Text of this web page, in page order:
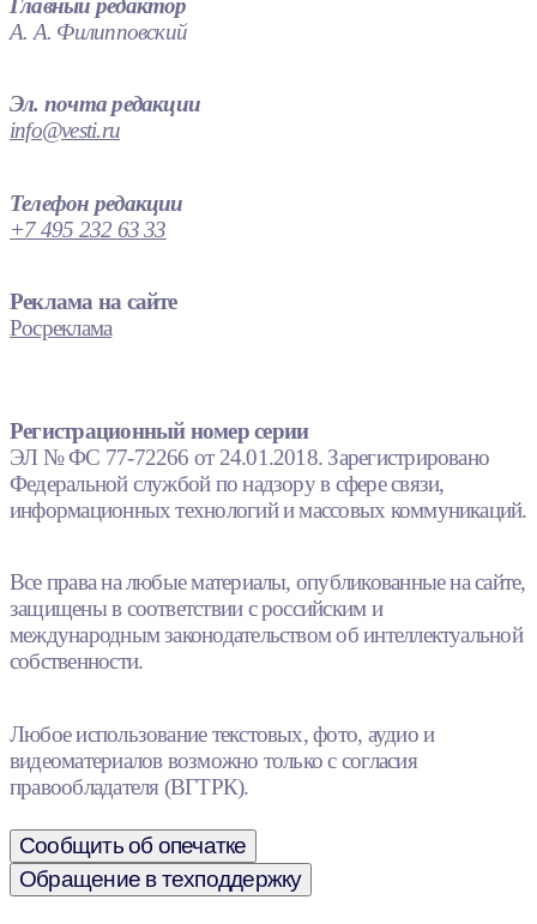
Главный редактор
А. А. Филипповский
Эл. почта редакции
info@vesti.ru
Телефон редакции
+7 495 232 63 33
Реклама на сайте
Росреклама
Регистрационный номер серии
ЭЛ № ФС 77-72266 от 24.01.2018. Зарегистрировано
Федеральной службой по надзору в сфере связи,
информационных технологий и массовых коммуникаций.
Все права на любые материалы, опубликованные на сайте,
защищены в соответствии с российским и
международным законодательством об интеллектуальной
собственности.
Любое использование текстовых, фото, аудио и
видеоматериалов возможно только с согласия
правообладателя (ВГТРК).
Сообщить об опечатке
Обращение в техподдержку